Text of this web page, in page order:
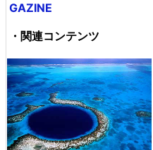
GAZINE
・関連コンテンツ